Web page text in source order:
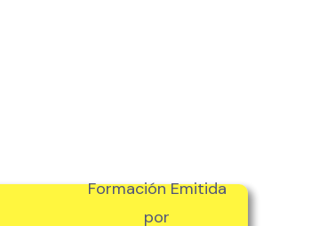
Formación Emitida
por